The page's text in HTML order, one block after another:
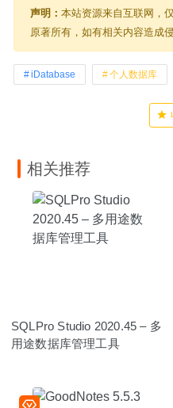
声明： 本站资源来自互联网，
原著所有，如有相关内容造成
iDatabase 个人数据库
相关推荐
SQLPro Studio 2020.45 – 多
用途数据库管理工具